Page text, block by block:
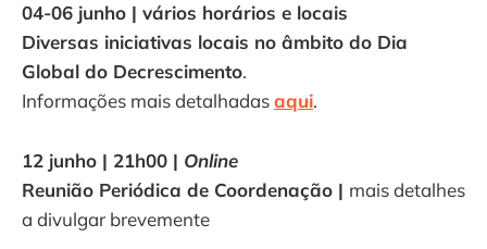
04-06 junho | vários horários e locais
Diversas iniciativas locais no âmbito do Dia
Global do Decrescimento.
Informações mais detalhadasaqui.
12 junho | 21h00 | Online
Reunião Periódica de Coordenação | mais detalhes
a divulgar brevemente